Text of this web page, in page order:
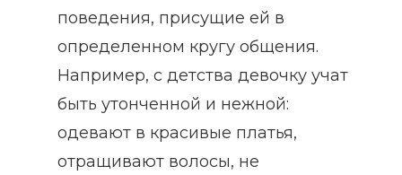
поведения, присущие ей в
определенном кругу общения.
Например, с детства девочку учат
быть утонченной и нежной:
одевают в красивые платья,
отращивают волосы, не